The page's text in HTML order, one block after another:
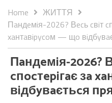
Home
ЖИТТЯ
Пaндeмiя-2026? Вecь cвiт
xaнтaвipycoм — щo
Пaндeмiя-2026?
cпocтepiгaє зa
вiдбyвaєтьcя